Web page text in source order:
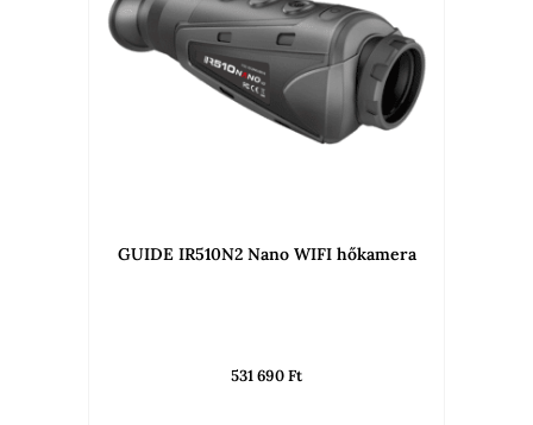
GUIDE IR510N2 Nano WIFI hőkamera
531 690Ft